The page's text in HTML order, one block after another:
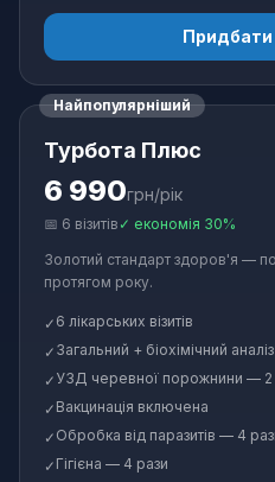
Придбати
Найпопулярніший
Турбота Плюс
6 990грн/рік
📅 6 візитів ✓ економія 30%
Золотий стандарт здоров'я —
протягом року.
✓ 6 лікарських візитів
✓ Загальний + біохімічний
✓ УЗД черевної порожнини — 2
✓ Вакцинація включена
✓ Обробка від паразитів — 4
✓ Гігієна — 4 рази